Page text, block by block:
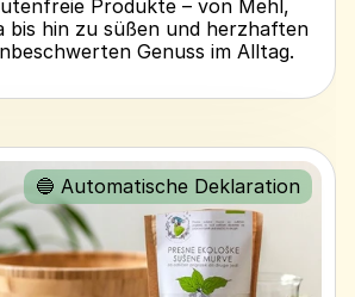
Produkte – von Mehl,
bis hin zu süßen und herzhaften
Genuss im Alltag.
🔵 Automatische Deklaration